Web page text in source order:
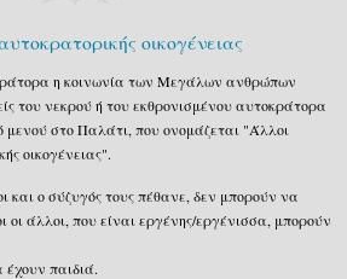
οικογένειας
η κοινωνία των Μεγάλων ανθρώπων
του νεκρού ή του εκθρονισμένου αυτοκράτορα
μενού στο Παλάτι, που ονομάζεται "Άλλοι
οικογένειας".
και ο σύζυγός τους πέθανε, δεν μπορούν να
άλλοι, που είναι εργένης/εργένισσα, μπορούν
παιδιά.